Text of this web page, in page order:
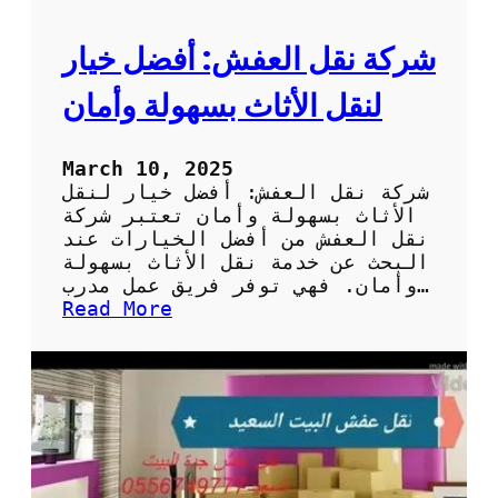
و
ث
ق
ق
ل
أ
ث
ا
ك
ب
أ
م
ا
ن
و
شركة نقل العفش: أفضل خيار
لنقل الأثاث بسهولة وأمان
March 10, 2025
شركة نقل العفش: أفضل خيار لنقل
الأثاث بسهولة وأمان تعتبر شركة
نقل العفش من أفضل الخيارات عند
البحث عن خدمة نقل الأثاث بسهولة
وأمان. فهي توفر فريق عمل مدرب…
Read More
ر
ك
ة
ن
ق
ل